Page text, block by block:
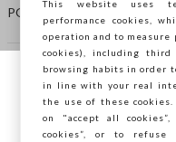
POMOC
FIRMA
KONTAKTY
Przeglądasz
zapisać swoją
This website uses
performance cookies,
operation and to
cookies), including
browsing habits in order
in line with your real
the use of these
on "accept all
cookies”, or to refuse